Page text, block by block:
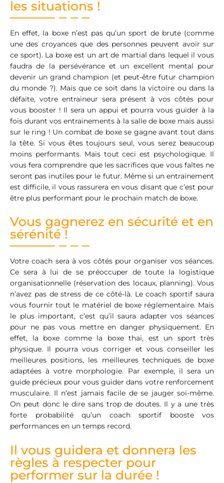
les situations !
En effet, la boxe n’est pas qu’un sport de brute (comme
une des croyances que des personnes peuvent avoir sur
ce sport). La boxe est un art de martial dans lequel il vous
faudra de la persévérance et un excellent mental pour
devenir un grand champion (et peut-être futur champion
du monde ?). Mais que ce soit dans la victoire ou dans la
défaite, votre entraineur sera présent à vos côtés pour
vous booster ! Il sera un appui et pourra vous guider à la
fois durant vos entrainements à la salle de boxe mais aussi
sur le ring ! Un combat de boxe se gagne avant tout dans
la tête. Si vous êtes toujours seul, vous serez beaucoup
moins performants. Mais tout ceci est psychologique. Il
vous fera comprendre que les sacrifices que vous faîtes ne
seront pas inutiles pour le futur. Même si un entrainement
est difficile, il vous rassurera en vous disant que c’est pour
être plus performant pour le prochain match de boxe.
Vous gagnerez en sécurité et en
sérénité !
Votre coach sera à vos côtés pour organiser vos séances.
Ce sera à lui de se préoccuper de toute la logistique
organisationnelle (réservation des locaux, planning). Vous
n’avez pas de stress de ce côté-là. Le coach sportif saura
vous fournir tout le matériel de boxe réglementaire. Mais
le plus important, c’est qu’il saura adapter vos séances
pour ne pas vous mettre en danger physiquement. En
effet, la boxe comme la boxe thai, est un sport très
physique. Il pourra vous corriger et vous conseiller les
meilleures positions, les meilleures techniques de boxe
adaptées à votre morphologie. Par exemple, il sera un
guide précieux pour vous guider dans votre renforcement
musculaire. Il n’est jamais facile de se jauger soi-même.
On peut donc le dire sans trop de doutes. Il y a une très
forte probabilité qu’un coach sportif booste vos
performances en un temps record.
Il vous guidera et donnera les
règles à respecter pour
performer sur la durée !